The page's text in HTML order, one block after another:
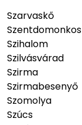
Szarvaskő
Szentdomonkos
Szihalom
Szilvásvárad
Szirma
Szirmabesenyő
Szomolya
Szúcs